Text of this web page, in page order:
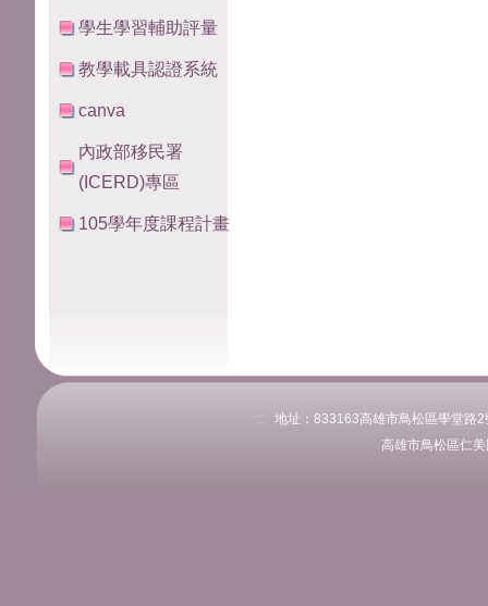
學生學習輔助評量
教學載具認證系統
canva
內政部移民署
(ICERD)專區
105學年度課程計畫
:::
地址：833163高雄市鳥松區學堂
高雄市鳥松區仁